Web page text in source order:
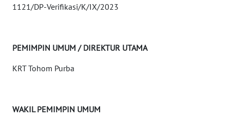
1121/DP-Verifikasi/K/IX/2023
PEMIMPIN UMUM / DIREKTUR UTAMA
KRT Tohom Purba
WAKIL PEMIMPIN UMUM
INDEKS
KONTAK